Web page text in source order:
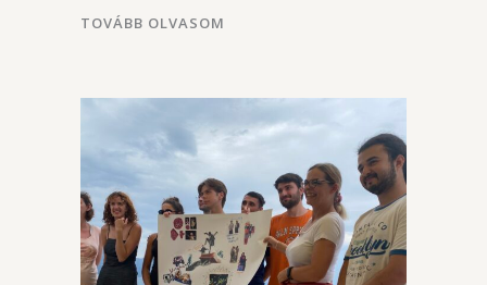
TOVÁBB OLVASOM